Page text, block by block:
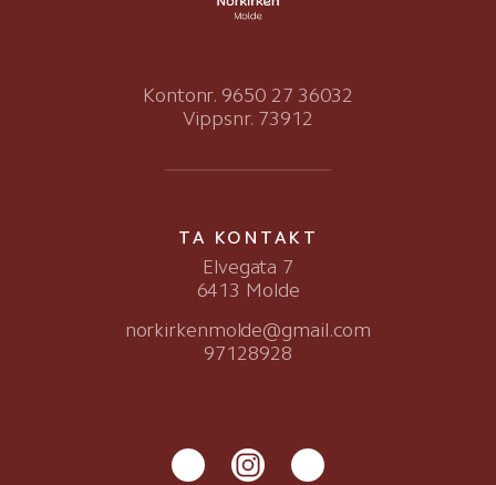
Kontonr. 9650 27 36032
Vippsnr. 73912
TA KONTAKT
Elvegata 7
6413 Molde
norkirkenmolde@gmail.com
97128928